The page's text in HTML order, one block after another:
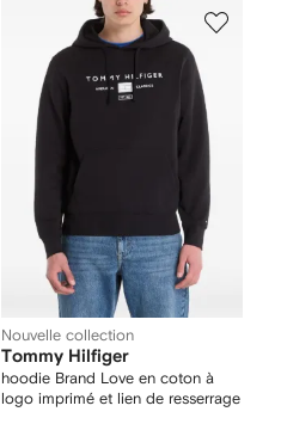
Nouvelle collection
Tommy Hilfiger
hoodie Brand Love en coton à
logo imprimé et lien de resserrage